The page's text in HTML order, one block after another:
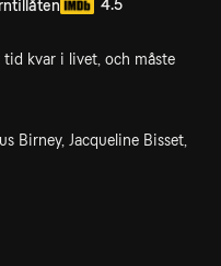
4.5
kvar i livet, och måste
Birney, Jacqueline Bisset,